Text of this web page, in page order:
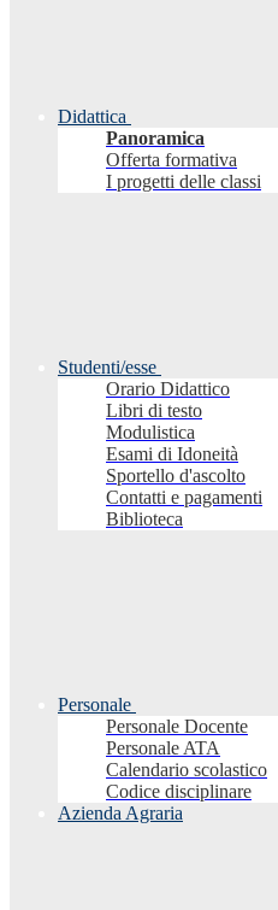
Didattica
Panoramica
Offerta formativa
I progetti delle classi
Studenti/esse
Orario Didattico
Libri di testo
Modulistica
Esami di Idoneità
Sportello d'ascolto
Contatti e pagamenti
Biblioteca
Personale
Personale Docente
Personale ATA
Calendario scolastico
Codice disciplinare
Azienda Agraria